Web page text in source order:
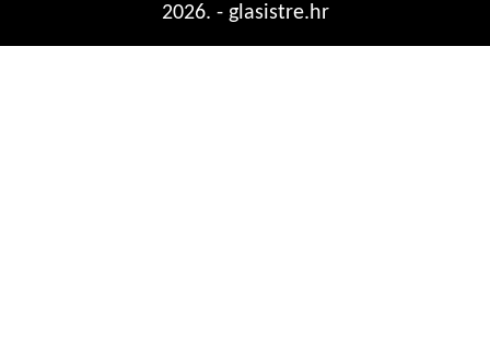
2026. - glasistre.hr